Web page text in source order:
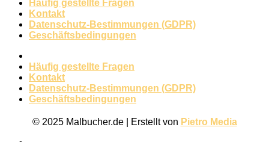
Häufig gestellte Fragen
Kontakt
Datenschutz-Bestimmungen (GDPR)
Geschäftsbedingungen
Häufig gestellte Fragen
Kontakt
Datenschutz-Bestimmungen (GDPR)
Geschäftsbedingungen
© 2025 Malbucher.de | Erstellt von Pietro Media